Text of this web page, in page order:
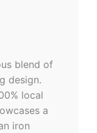
blend of
design.
local
a
iron